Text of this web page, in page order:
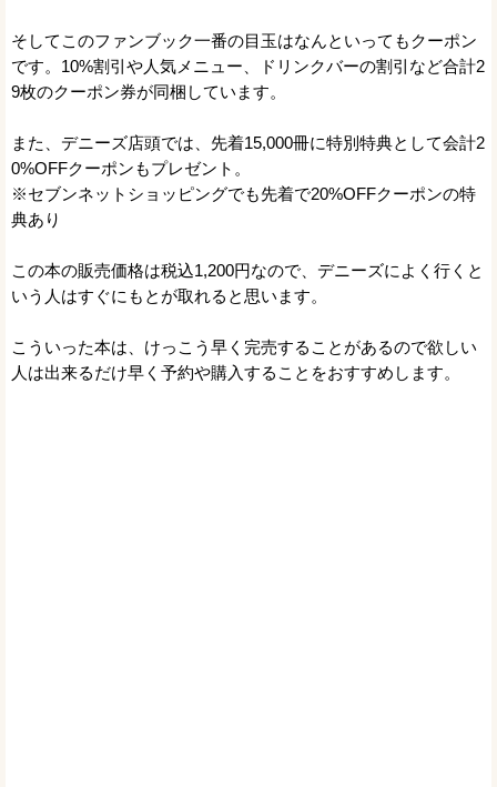
そしてこのファンブック一番の目玉はなんといってもクーポン
です。10%割引や人気メニュー、ドリンクバーの割引など合計2
9枚のクーポン券が同梱しています。
また、デニーズ店頭では、先着15,000冊に特別特典として会計2
0%OFFクーポンもプレゼント。
※セブンネットショッピングでも先着で20%OFFクーポンの特
典あり
この本の販売価格は税込1,200円なので、デニーズによく行くと
いう人はすぐにもとが取れると思います。
こういった本は、けっこう早く完売することがあるので欲しい
人は出来るだけ早く予約や購入することをおすすめします。